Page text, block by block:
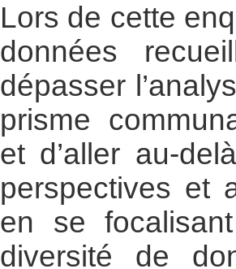
Lors de cette
données
dépasser
prisme
et d’aller au-
perspectives et
en se
diversité de